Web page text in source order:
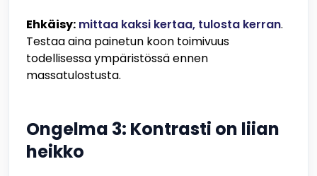
Ehkäisy: mittaa kaksi kertaa, tulosta kerran.
Testaa aina painetun koon toimivuus
todellisessa ympäristössä ennen
massatulostusta.
Ongelma 3: Kontrasti on liian
heikko